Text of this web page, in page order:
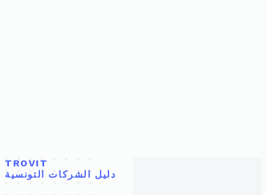
TROVIT
دليل الشركات التونسية